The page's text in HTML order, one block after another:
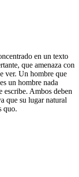
en un texto
que amenaza con
ver. Un hombre que
un hombre nada
escribe. Ambos deben
que su lugar natural
quo.